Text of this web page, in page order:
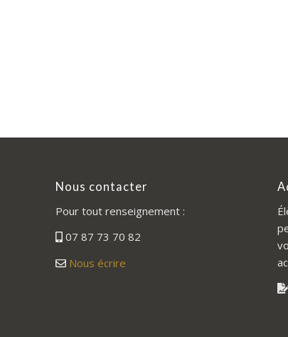
Nous contacter
Pour tout renseignement :
07 87 73 70 82
Nous écrire